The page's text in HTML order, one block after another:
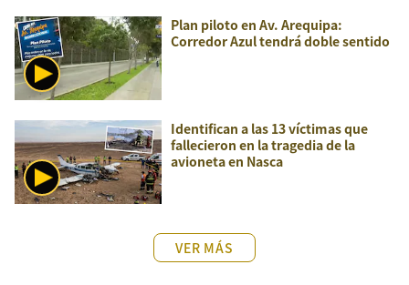
Plan piloto en Av. Arequipa:
Corredor Azul tendrá doble sentido
Identifican a las 13 víctimas que
fallecieron en la tragedia de la
avioneta en Nasca
VER MÁS